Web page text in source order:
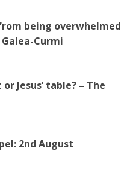
being overwhelmed
Curmi
Jesus’ table? – The
2nd August